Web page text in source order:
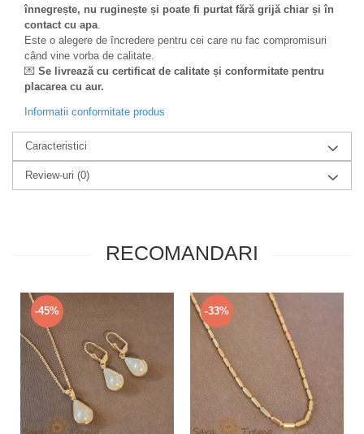
înnegrește, nu ruginește și poate fi purtat fără grijă chiar și în
contact cu apa.
Este o alegere de încredere pentru cei care nu fac compromisuri
când vine vorba de calitate.
💌 Se livrează cu certificat de calitate și conformitate pentru
placarea cu aur.
Informatii conformitate produs
Caracteristici
Review-uri (0)
RECOMANDARI
-45% -33%